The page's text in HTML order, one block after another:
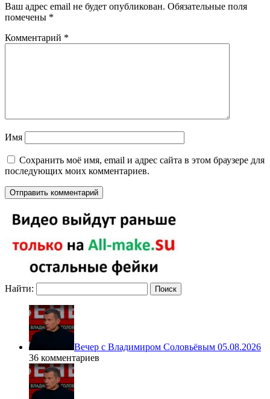
Ваш адрес email не будет опубликован. Обязательные поля
помечены *
Комментарий *
Имя
Сохранить моё имя, email и адрес сайта в этом браузере для
последующих моих комментариев.
Найти:
Вечер с Владимиром Соловьёвым 05.08.2026
36 комментариев